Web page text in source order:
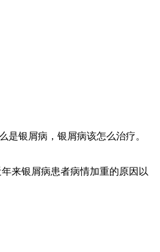
银屑病，银屑病该怎么治疗。
来银屑病患者病情加重的原因以